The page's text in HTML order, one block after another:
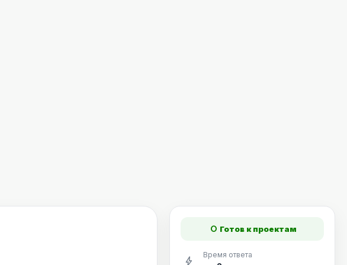
fiber_manual_record Готов к проектам
bolt Время ответа